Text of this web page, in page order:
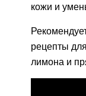
кожи и
рецепты
лимона и